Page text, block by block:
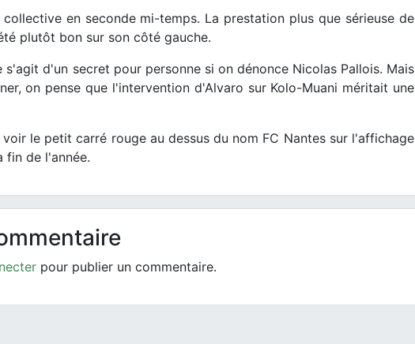
en seconde mi-temps. La prestation plus que sérieuse de
plutôt bon sur son côté gauche.
s'agit d'un secret pour personne si on dénonce Nicolas Pallois. Mais
on pense que l'intervention d'Alvaro sur Kolo-Muani méritait une
voir le petit carré rouge au dessus du nom FC Nantes sur l'affichage
fin de l'année.
pour publier un commentaire.